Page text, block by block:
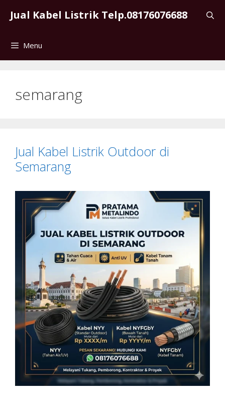
Jual Kabel Listrik Telp.08176076688
Menu
semarang
Jual Kabel Listrik Outdoor di
Semarang